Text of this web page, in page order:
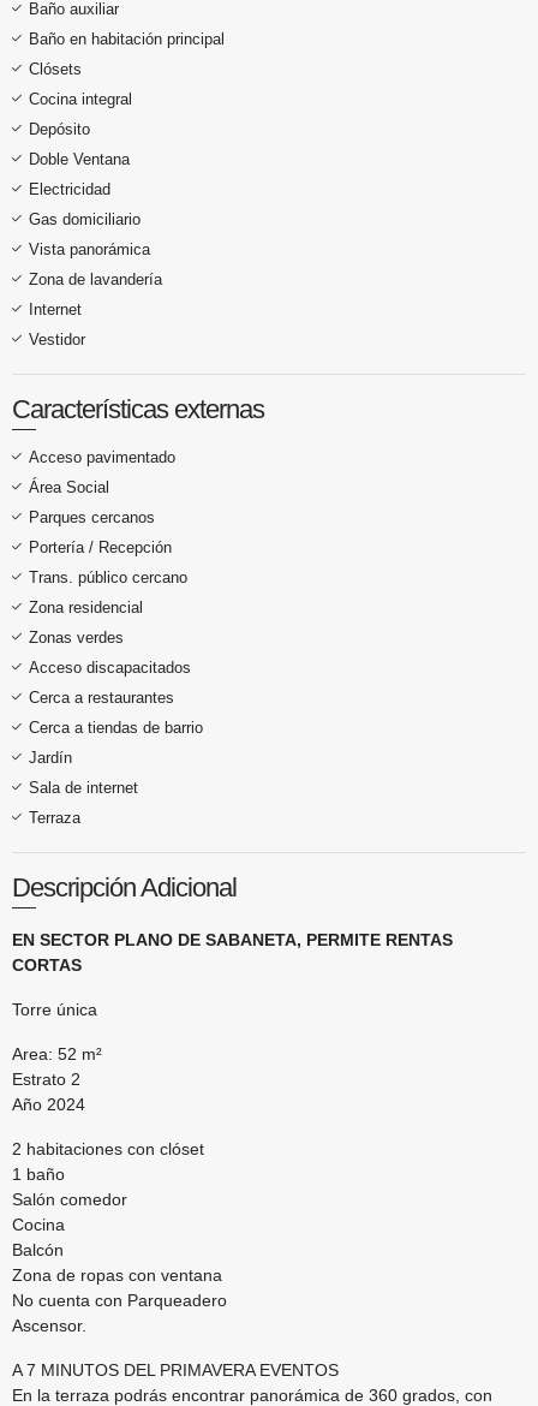
Baño auxiliar
Baño en habitación principal
Clósets
Cocina integral
Depósito
Doble Ventana
Electricidad
Gas domiciliario
Vista panorámica
Zona de lavandería
Internet
Vestidor
Características externas
Acceso pavimentado
Área Social
Parques cercanos
Portería / Recepción
Trans. público cercano
Zona residencial
Zonas verdes
Acceso discapacitados
Cerca a restaurantes
Cerca a tiendas de barrio
Jardín
Sala de internet
Terraza
Descripción Adicional
EN SECTOR PLANO DE SABANETA, PERMITE RENTAS
CORTAS
Torre única
Area: 52 m²
Estrato 2
Año 2024
2 habitaciones con clóset
1 baño
Salón comedor
Cocina
Balcón
Zona de ropas con ventana
No cuenta con Parqueadero
Ascensor.
A 7 MINUTOS DEL PRIMAVERA EVENTOS
En la terraza podrás encontrar panorámica de 360 grados, con